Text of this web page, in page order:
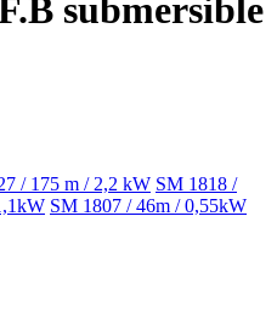
submersible
/ 175 m / 2,2 kW SM 1818 /
SM 1807 / 46m / 0,55kW